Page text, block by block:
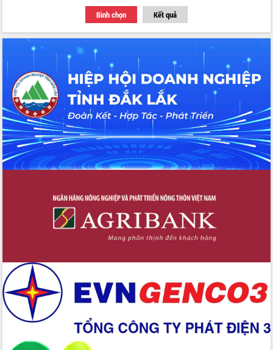
Bình chọn Kết quả